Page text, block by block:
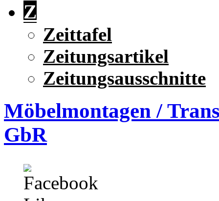
Z
Zeittafel
Zeitungsartikel
Zeitungsausschnitte
Möbelmontagen /
GbR